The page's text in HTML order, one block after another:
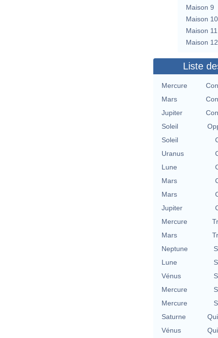
Maison 9
Maison 10
Maison 11
Maison 12
Liste
Mercure
Mars
Jupiter
Soleil
Soleil
Uranus
Lune
Mars
Mars
Jupiter
Mercure
Mars
Neptune
Lune
Vénus
Mercure
Mercure
Saturne
Vénus